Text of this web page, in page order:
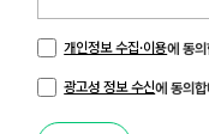
개인정보 수집·이용에 동
광고성 정보 수신에 동의